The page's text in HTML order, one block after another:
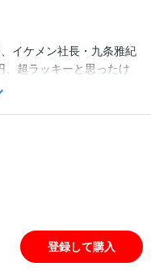
イケメン社長・九条雅紀
超ラッキーと思ったけ
ハレンチ男で、莉亜のベ
登録して購入